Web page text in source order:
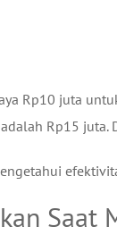
Rp10 juta
Rp15 juta.
Saat